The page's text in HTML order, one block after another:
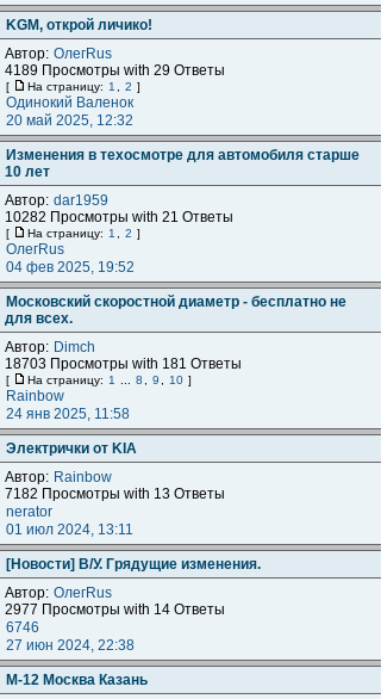
KGM, открой личико!
Автор: ОлегRus
4189 Просмотры with 29 Ответы
[ На страницу: 1 2 ]
Одинокий Валенок
20 май 2025, 12:32
Изменения в техосмотре для автомобиля старше
10 лет
Автор: dar1959
10282 Просмотры with 21 Ответы
[ На страницу: 1 2 ]
ОлегRus
04 фев 2025, 19:52
Московский скоростной диаметр - бесплатно не
для всех.
Автор: Dimch
18703 Просмотры with 181 Ответы
[ На страницу: 1 8 9 10 ]
Rainbow
24 янв 2025, 11:58
Электрички от KIA
Автор: Rainbow
7182 Просмотры with 13 Ответы
nerator
01 июл 2024, 13:11
[Новости] В/У. Грядущие изменения.
Автор: ОлегRus
2977 Просмотры with 14 Ответы
6746
27 июн 2024, 22:38
М-12 Москва Казань